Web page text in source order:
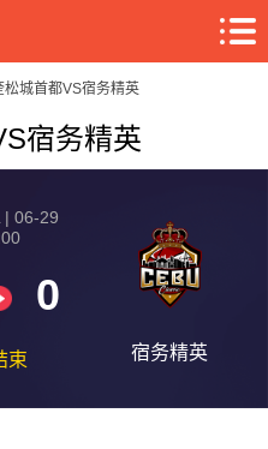
松城首都VS宿务精英
宿务精英
| 06-29
0
束 宿务精英